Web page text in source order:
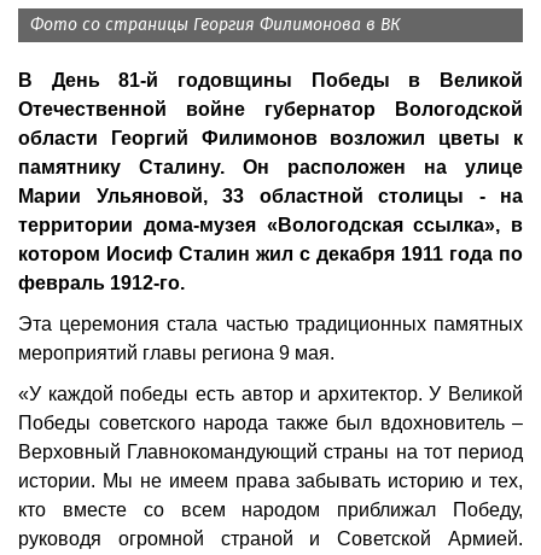
Фото со страницы Георгия Филимонова в ВК
В День 81-й годовщины Победы в Великой
Отечественной войне губернатор Вологодской
области Георгий Филимонов возложил цветы к
памятнику Сталину. Он расположен на улице
Марии Ульяновой, 33 областной столицы - на
территории дома-музея «Вологодская ссылка», в
котором Иосиф Сталин жил с декабря 1911 года по
февраль 1912-го.
Эта церемония стала частью традиционных памятных
мероприятий главы региона 9 мая.
«У каждой победы есть автор и архитектор. У Великой
Победы советского народа также был вдохновитель –
Верховный Главнокомандующий страны на тот период
истории. Мы не имеем права забывать историю и тех,
кто вместе со всем народом приближал Победу,
руководя огромной страной и Советской Армией.